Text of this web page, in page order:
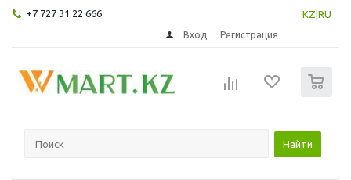
+7 727 31 22 666 KZ RU
Вход Регистрация
Найти